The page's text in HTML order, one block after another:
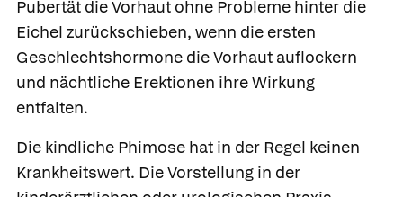
Pubertät die Vorhaut ohne Probleme hinter die
Eichel zurückschieben, wenn die ersten
Geschlechtshormone die Vorhaut auflockern
und nächtliche Erektionen ihre Wirkung
entfalten.
Die kindliche Phimose hat in der Regel keinen
Krankheitswert. Die Vorstellung in der